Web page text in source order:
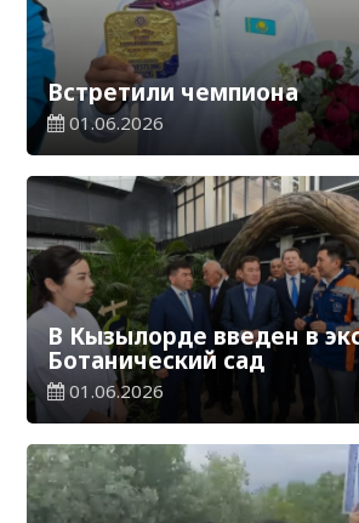
Встретили чемпиона
01.06.2026
В Кызылорде введен в
Ботанический сад
01.06.2026